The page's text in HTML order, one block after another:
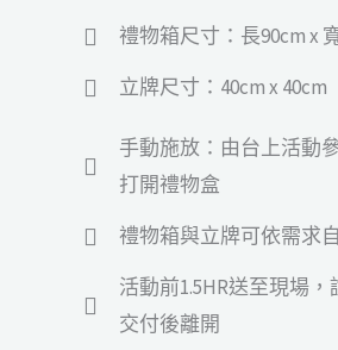
禮物箱尺寸：長90cm x
立牌尺寸：40cm x 40cm
手動施放：由台上活動
打開禮物盒
禮物箱與立牌可依需求
活動前1.5HR送至現場，
交付後離開